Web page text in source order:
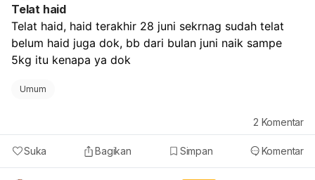
Telat haid
Telat haid, haid terakhir 28 juni sekrnag sudah telat
belum haid juga dok, bb dari bulan juni naik sampe
5kg itu kenapa ya dok
Umum
Suka Bagikan Simpan Komentar
2 Komentar